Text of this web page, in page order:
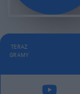
TERAZ
GRAMY